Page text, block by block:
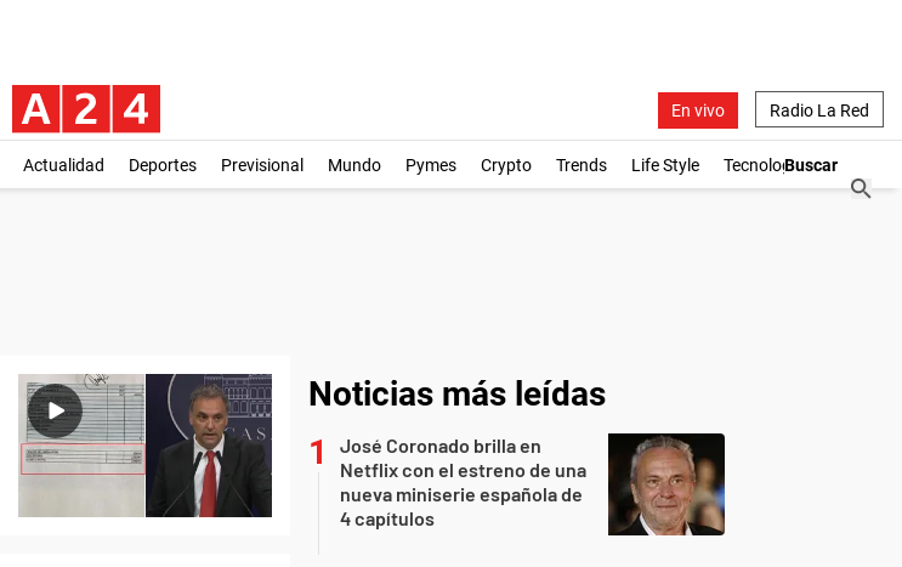
En vivo Radio La Red
Actualidad Deportes Previsional Mundo Pymes Crypto Trends Life Style Tecnología
Noticias más leídas
José Coronado brilla en
Netflix con el estreno de una
nueva miniserie española de
4 capítulos